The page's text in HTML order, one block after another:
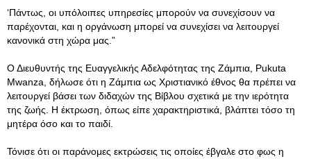
‘Πάντως, οι υπόλοιπες υπηρεσίες μπορούν να συνεχίσουν να
παρέχονται, και η οργάνωση μπορεί να συνεχίσει να λειτουργεί
κανονικά στη χώρα μας.”
Ο Διευθυντής της Ευαγγελικής Αδελφότητας της Ζάμπια, Pukuta
Mwanza, δήλωσε ότι η Ζάμπια ως Χριστιανικό έθνος θα πρέπει να
λειτουργεί βάσει των διδαχών της Βίβλου σχετικά με την ιερότητα
της ζωής. Η έκτρωση, όπως είπε χαρακτηριστικά, βλάπτει τόσο τη
μητέρα όσο και το παιδί.
Τόνισε ότι οι παράνομες εκτρώσεις τις οποίες έβγαλε στο φως η